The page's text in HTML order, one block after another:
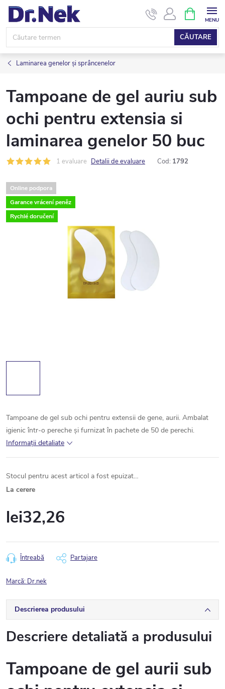
Treci
conținut
CĂUTARE
COŞ
DE
Laminarea genelor și sprâncenelor
Tampoane de gel auriu sub
ochi pentru extensia si
laminarea genelor 50 buc
1 evaluare Detalii de evaluare Cod: 1792
Online podpora
Garance vrácení peněz
Rychlé doručení
Tampoane de gel sub ochi pentru extensii de gene, aurii. Ambalat
igienic într-o pereche și furnizat în pachete de 50 de perechi.
Informaţii detaliate
Stocul pentru acest articol a fost epuizat…
La cerere
lei32,26
preţ:
Întreabă Partajare
Marcă: Dr.nek
Descrierea produsului
Descriere detaliată a produsului
Tampoane de gel aurii sub